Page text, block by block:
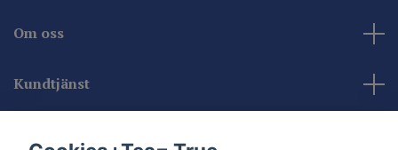
Om oss
Kundtjänst